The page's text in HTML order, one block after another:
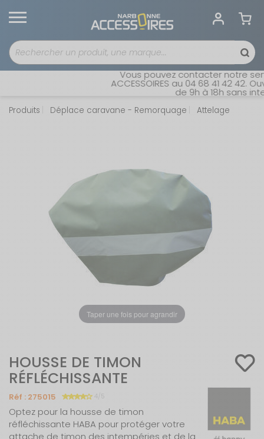
Vous pouvez contacter notre
ACCESSOIRES au 04 68 41 42 42.
de 9h à 18h sans
Produits Déplace caravane - Remorquage Attelage
Taper une fois pour agrandir
HOUSSE DE TIMON
RÉFLÉCHISSANTE
Réf : 275015 4/5
Optez pour la housse de timon
réfléchissante HABA pour protéger votre
attache de timon des intempéries et de la